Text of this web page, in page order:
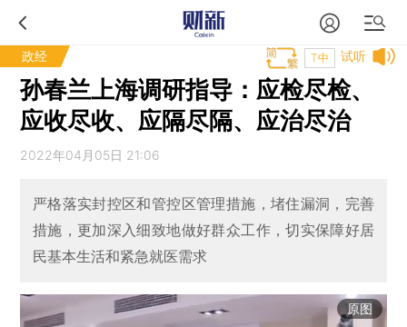
政经 试听
T中
孙春兰上海调研指导：应检尽检、
应收尽收、应隔尽隔、应治尽治
2022年04月05日 21:06
严格落实封控区和管控区管理措施，堵住漏洞，完善
措施，更加深入细致地做好群众工作，切实保障好居
民基本生活和紧急就医需求
原图